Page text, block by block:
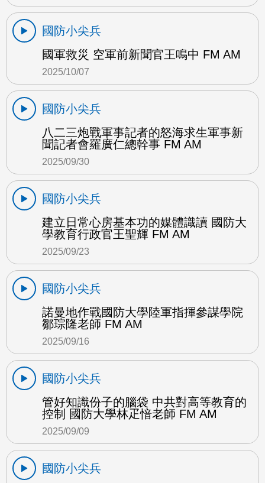
國防小尖兵
國軍救災 空軍前新聞官王鳴中 FM AM
2025/10/07
國防小尖兵
八二三炮戰軍事記者的怒海求生軍事新
聞記者會羅廣仁總幹事 FM AM
2025/09/30
國防小尖兵
建立日常心房基本功的媒體識讀 國防大
學教育行政官王聖輝 FM AM
2025/09/23
國防小尖兵
諾曼地作戰國防大學陸軍指揮參謀學院
鄒琮隆老師 FM AM
2025/09/16
國防小尖兵
管好知識份子的腦袋 中共對高等教育的
控制 國防大學林疋愔老師 FM AM
2025/09/09
國防小尖兵